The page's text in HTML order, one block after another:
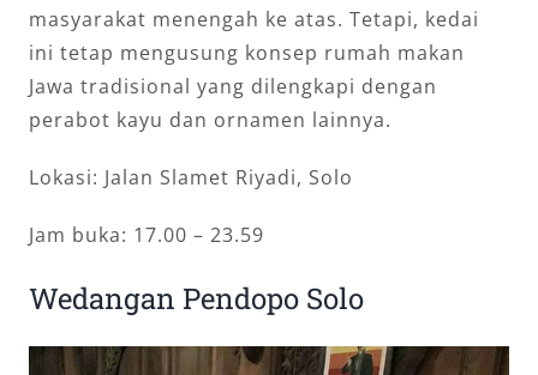
masyarakat menengah ke atas. Tetapi, kedai
ini tetap mengusung konsep rumah makan
Jawa tradisional yang dilengkapi dengan
perabot kayu dan ornamen lainnya.
Lokasi: Jalan Slamet Riyadi, Solo
Jam buka: 17.00 – 23.59
Wedangan Pendopo Solo